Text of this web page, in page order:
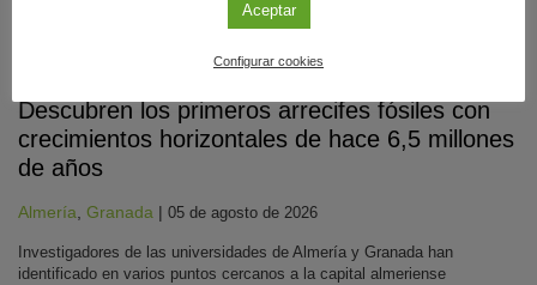
Recursos Naturales y Medio Ambiente
Descubren los primeros arrecifes fósiles con
crecimientos horizontales de hace 6,5 millones
de años
Almería Granada | 05 de agosto de 2026
Investigadores de las universidades de Almería y Granada han
identificado en varios puntos cercanos a la capital almeriense
Aceptar
Configurar cookies